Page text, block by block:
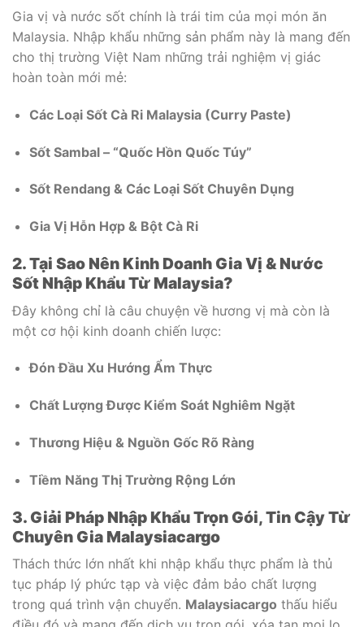
Gia vị và nước sốt chính là trái tim của mọi món ăn
Malaysia. Nhập khẩu những sản phẩm này là mang đến
cho thị trường Việt Nam những trải nghiệm vị giác
hoàn toàn mới mẻ:
Các Loại Sốt Cà Ri Malaysia (Curry Paste)
Sốt Sambal – “Quốc Hồn Quốc Túy”
Sốt Rendang & Các Loại Sốt Chuyên Dụng
Gia Vị Hỗn Hợp & Bột Cà Ri
2. Tại Sao Nên Kinh Doanh Gia Vị & Nước
Sốt Nhập Khẩu Từ Malaysia?
Đây không chỉ là câu chuyện về hương vị mà còn là
một cơ hội kinh doanh chiến lược:
Đón Đầu Xu Hướng Ẩm Thực
Chất Lượng Được Kiểm Soát Nghiêm Ngặt
Thương Hiệu & Nguồn Gốc Rõ Ràng
Tiềm Năng Thị Trường Rộng Lớn
3. Giải Pháp Nhập Khẩu Trọn Gói, Tin Cậy Từ
Chuyên Gia Malaysiacargo
Thách thức lớn nhất khi nhập khẩu thực phẩm là thủ
tục pháp lý phức tạp và việc đảm bảo chất lượng
trong quá trình vận chuyển. Malaysiacargo thấu hiểu